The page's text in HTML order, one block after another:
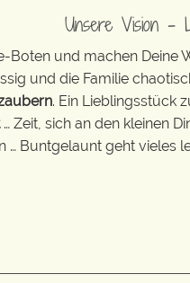
Unsere Vision –
Boten und machen Deine
und die Familie
. Ein Lieblingsstück
… Zeit, sich an den kleinen
… Buntgelaunt geht vieles